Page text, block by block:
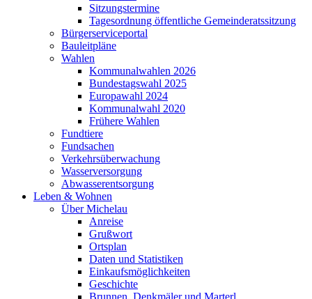
Sitzungstermine
Tagesordnung öffentliche Gemeinderatssitzung
Bürgerserviceportal
Bauleitpläne
Wahlen
Kommunalwahlen 2026
Bundestagswahl 2025
Europawahl 2024
Kommunalwahl 2020
Frühere Wahlen
Fundtiere
Fundsachen
Verkehrsüberwachung
Wasserversorgung
Abwasserentsorgung
Leben & Wohnen
Über Michelau
Anreise
Grußwort
Ortsplan
Daten und Statistiken
Einkaufsmöglichkeiten
Geschichte
Brunnen, Denkmäler und Marterl